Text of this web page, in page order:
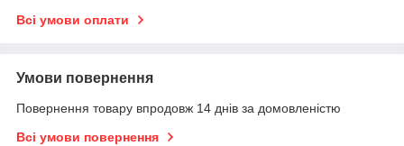
Всі умови оплати
Умови повернення
Повернення товару впродовж 14 днів за домовленістю
Всі умови повернення